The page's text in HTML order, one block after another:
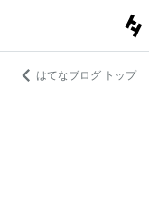
はてなブログ トップ